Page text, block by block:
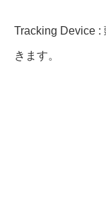
Tracking Device :
きます。